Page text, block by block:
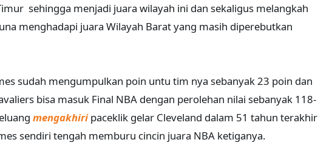
sehingga menjadi juara wilayah ini dan sekaligus melangkah
menghadapi juara Wilayah Barat yang masih diperebutkan
sudah mengumpulkan poin untu tim nya sebanyak 23 poin dan
bisa masuk Final NBA dengan perolehan nilai sebanyak 118-
mengakhiripaceklik gelar Cleveland dalam 51 tahun terakhir
sendiri tengah memburu cincin juara NBA ketiganya.